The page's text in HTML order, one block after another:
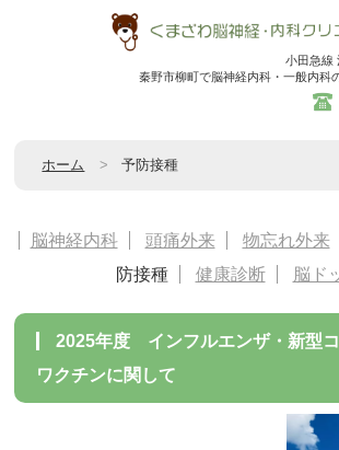
小田急線
秦野市柳町で脳神経内科・一般内科
ホーム 予防接種
脳神経内科 頭痛外来 物忘れ外来
防接種
健康診断 脳ド
2025年度 インフルエンザ・新型コロナウイルス
ワクチンに関して